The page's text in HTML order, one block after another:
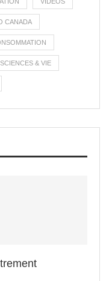
CANADA
SCIENCES & VIE